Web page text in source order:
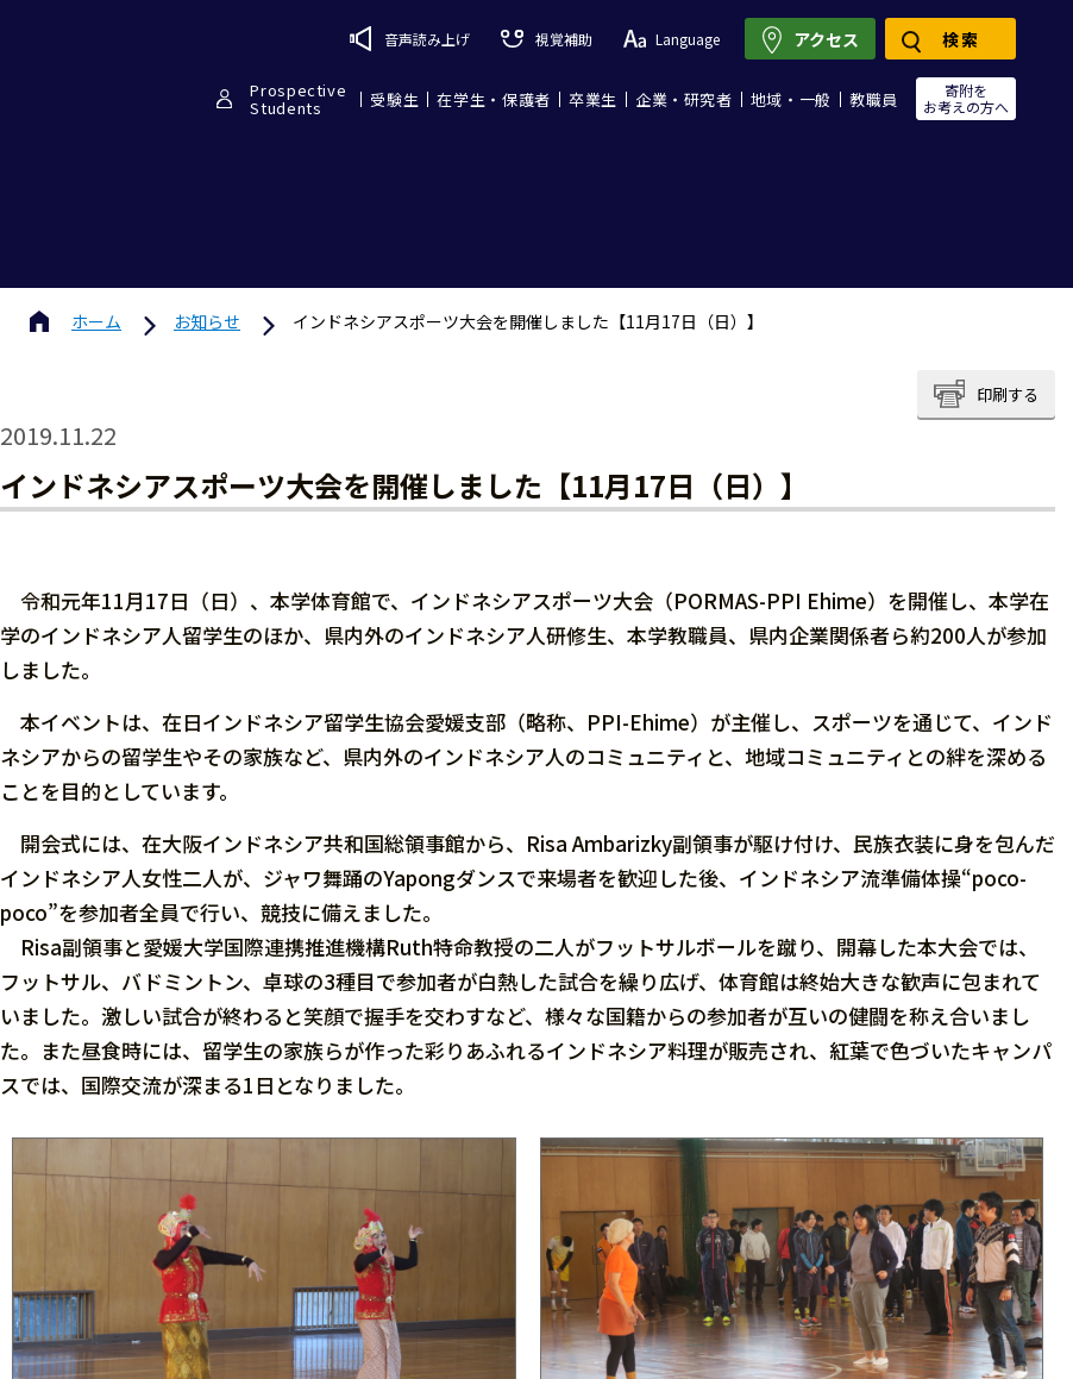
音声読み上げ 視覚補助 Language
Prospective
Students 受験生 在学生・保護者 卒業生 企業・研究者 地域・一般 教職員
寄附を
お考えの方へ
アクセス 検索
ホーム お知らせ インドネシアスポーツ大会を開催しました【11月17日（日）】
印刷する
2019.11.22
インドネシアスポーツ大会を開催しました【11月17日（日）】
令和元年11月17日（日）、本学体育館で、インドネシアスポーツ大会（PORMAS-PPI Ehime）を開催し、本学在
学のインドネシア人留学生のほか、県内外のインドネシア人研修生、本学教職員、県内企業関係者ら約200人が参加
しました。
本イベントは、在日インドネシア留学生協会愛媛支部（略称、PPI-Ehime）が主催し、スポーツを通じて、インド
ネシアからの留学生やその家族など、県内外のインドネシア人のコミュニティと、地域コミュニティとの絆を深める
ことを目的としています。
開会式には、在大阪インドネシア共和国総領事館から、Risa Ambarizky副領事が駆け付け、民族衣装に身を包んだ
インドネシア人女性二人が、ジャワ舞踊のYapongダンスで来場者を歓迎した後、インドネシア流準備体操“poco-
poco”を参加者全員で行い、競技に備えました。
Risa副領事と愛媛大学国際連携推進機構Ruth特命教授の二人がフットサルボールを蹴り、開幕した本大会では、
フットサル、バドミントン、卓球の3種目で参加者が白熱した試合を繰り広げ、体育館は終始大きな歓声に包まれて
いました。激しい試合が終わると笑顔で握手を交わすなど、様々な国籍からの参加者が互いの健闘を称え合いまし
た。また昼食時には、留学生の家族らが作った彩りあふれるインドネシア料理が販売され、紅葉で色づいたキャンパ
スでは、国際交流が深まる1日となりました。